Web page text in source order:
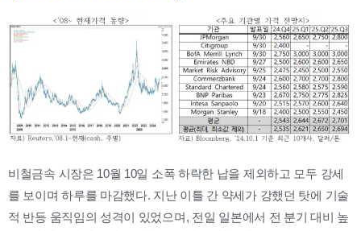
비철금속 시장은 10월 10일 소폭 하락한 납을 제외하고 모두 강세
를 보이며 하루를 마감했다. 지난 이틀 간 약세가 강했던 탓에 기술
적 반등 움직임의 성격이 있었으며, 전일 일본에서 전 분기 대비 높